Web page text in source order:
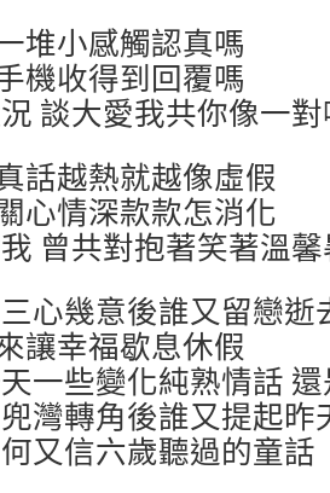
堆小感觸認真嗎
機收得到回覆嗎
談大愛我共你像一
話越熱就越像虛假
心情深款款怎消化
曾共對抱著笑著溫
心幾意後誰又留戀逝
讓幸福歇息休假
一些變化純熟情話
灣轉角後誰又提起昨
又信六歲聽過的童話